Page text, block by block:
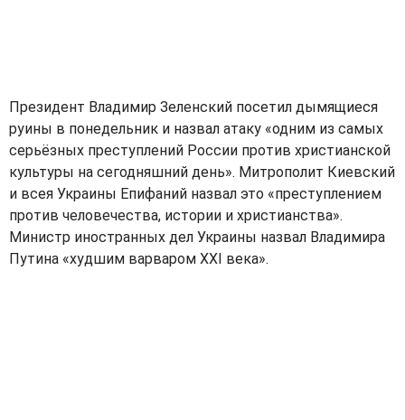
Президент Владимир Зеленский посетил дымящиеся
руины в понедельник и назвал атаку «одним из самых
серьёзных преступлений России против христианской
культуры на сегодняшний день». Митрополит Киевский
и всея Украины Епифаний назвал это «преступлением
против человечества, истории и христианства».
Министр иностранных дел Украины назвал Владимира
Путина «худшим варваром XXI века».